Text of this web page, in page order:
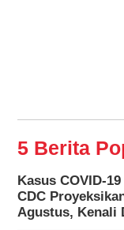
5 Berita
Kasus COVID-
CDC
Agustus, Kenali